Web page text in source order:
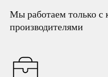
Мы работаем только с
производителями